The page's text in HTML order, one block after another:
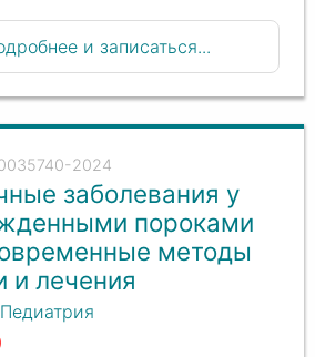
и записаться...
2024
заболевания у
пороками
методы
и лечения
Педиатрия